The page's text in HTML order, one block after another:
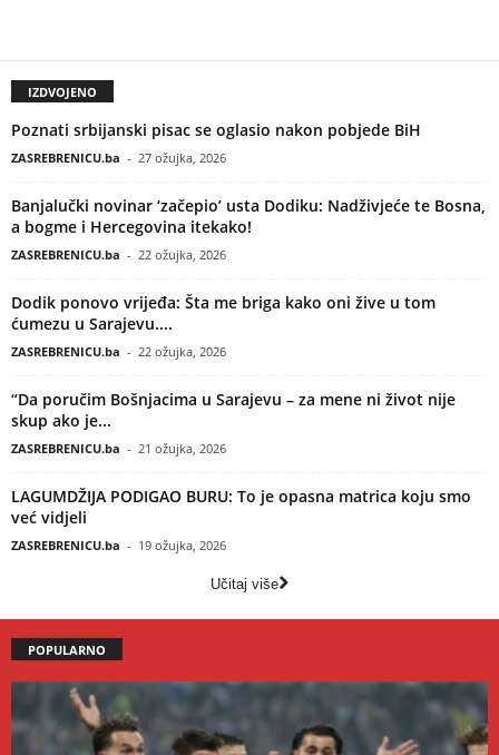
IZDVOJENO
Poznati srbijanski pisac se oglasio nakon pobjede BiH
ZASREBRENICU.ba - 27 ožujka, 2026
Banjalučki novinar ‘začepio’ usta Dodiku: Nadživjeće te Bosna,
a bogme i Hercegovina itekako!
ZASREBRENICU.ba - 22 ožujka, 2026
Dodik ponovo vrijeđa: Šta me briga kako oni žive u tom
ćumezu u Sarajevu....
ZASREBRENICU.ba - 22 ožujka, 2026
“Da poručim Bošnjacima u Sarajevu – za mene ni život nije
skup ako je...
ZASREBRENICU.ba - 21 ožujka, 2026
LAGUMDŽIJA PODIGAO BURU: To je opasna matrica koju smo
već vidjeli
ZASREBRENICU.ba - 19 ožujka, 2026
Učitaj više
POPULARNO